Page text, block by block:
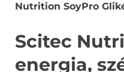
Nutrition SoyPro
Scitec
energia,